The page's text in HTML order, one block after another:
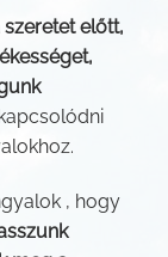
előtt,
, hogy